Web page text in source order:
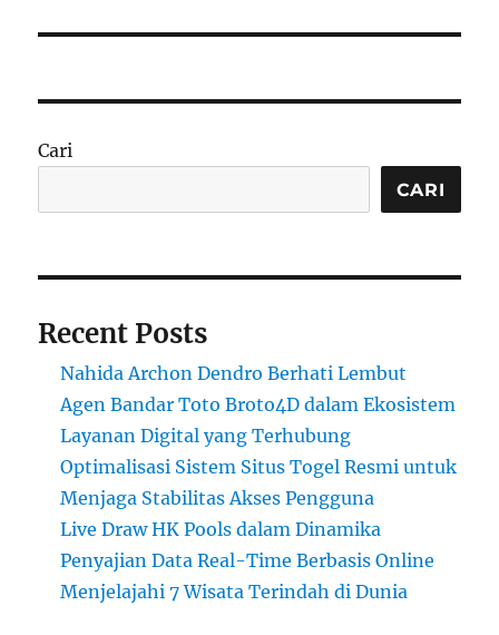
Cari
CARI
Recent Posts
Nahida Archon Dendro Berhati Lembut
Agen Bandar Toto Broto4D dalam Ekosistem
Layanan Digital yang Terhubung
Optimalisasi Sistem Situs Togel Resmi untuk
Menjaga Stabilitas Akses Pengguna
Live Draw HK Pools dalam Dinamika
Penyajian Data Real-Time Berbasis Online
Menjelajahi 7 Wisata Terindah di Dunia